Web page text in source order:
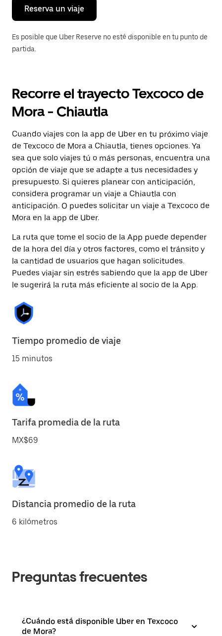
Reserva un viaje
Es posible que Uber Reserve no esté disponible en tu punto de
partida.
Recorre el trayecto Texcoco de
Mora - Chiautla
Cuando viajes con la app de Uber en tu próximo viaje
de Texcoco de Mora a Chiautla, tienes opciones. Ya
sea que solo viajes tú o más personas, encuentra una
opción de viaje que se adapte a tus necesidades y
presupuesto. Si quieres planear con anticipación,
considera programar un viaje a Chiautla con
anticipación. O puedes solicitar un viaje a Texcoco de
Mora en la app de Uber.
La ruta que tome el socio de la App puede depender
de la hora del día y otros factores, como el tránsito y
la cantidad de usuarios que hagan solicitudes.
Puedes viajar sin estrés sabiendo que la app de Uber
le sugerirá la ruta más eficiente al socio de la App.
Tiempo promedio de viaje
15 minutos
Tarifa promedia de la ruta
MX$69
Distancia promedio de la ruta
6 kilómetros
Preguntas frecuentes
¿Cuándo está disponible Uber en Texcoco
de Mora?